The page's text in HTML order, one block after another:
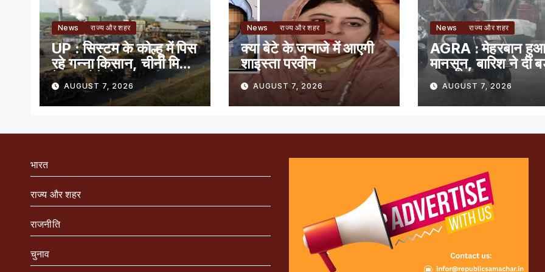
News राज्य और शहर
UP : सिस्टम के कोल्हू में पिस
रहे गन्ना किसान, चीनी मिलों
के बंद होने से बढ़ी मुसीबत
AUGUST 7, 2026
News राज्य और शहर
क्या बेटे के जनाजे में आएगी
शाइस्ता परवीन
AUGUST 7, 2026
News राज्य और शहर
AGRA : मेहरबान
मानसून, बारिश ने दी
राहतAUGUST 7, 2026
भारत
राज्य और शहर
राजनीति
चुनाव